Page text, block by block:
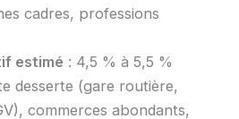
cadres, professions
estimé : 4,5 % à 5,5 %
desserte (gare routière,
commerces abondants,